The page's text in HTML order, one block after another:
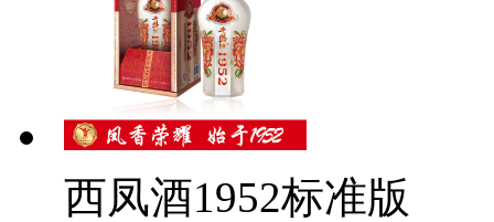
西凤酒1952标准版